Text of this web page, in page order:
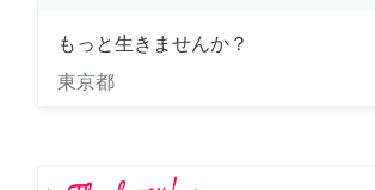
もっと生きませんか？
東京都